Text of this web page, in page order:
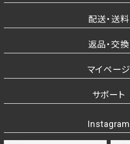
配送・送料
返品・交換
マイページ
サポート
Instagram